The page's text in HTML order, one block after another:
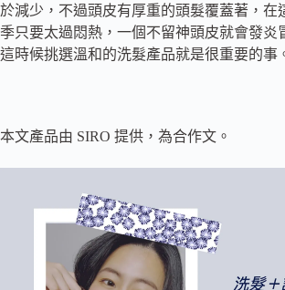
於減少，不過頭皮有厚重的頭髮覆蓋著，在
季只要太過悶熱，一個不留神頭皮就會發炎
這時候挑選溫和的洗髮產品就是很重要的事
本文產品由 SIRO 提供，為合作文。